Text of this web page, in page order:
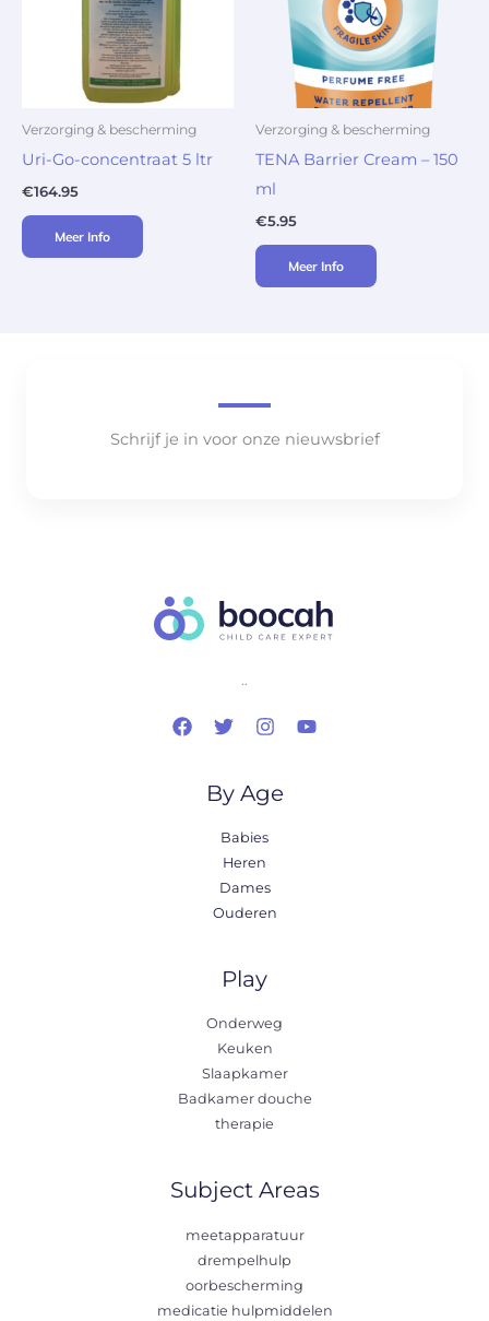
Verzorging & bescherming
Uri-Go-concentraat 5 ltr
€164.95
Meer Info
Verzorging & bescherming
TENA Barrier Cream – 150
ml
€5.95
Meer Info
Schrijf je in voor onze nieuwsbrief
..
By Age
Babies
Heren
Dames
Ouderen
Play
Onderweg
Keuken
Slaapkamer
Badkamer douche
therapie
Subject Areas
meetapparatuur
drempelhulp
oorbescherming
medicatie hulpmiddelen